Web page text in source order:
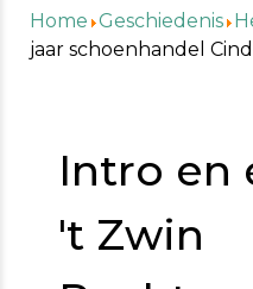
Home Geschiedenis
jaar schoenhandel
Intro en
't Zwin